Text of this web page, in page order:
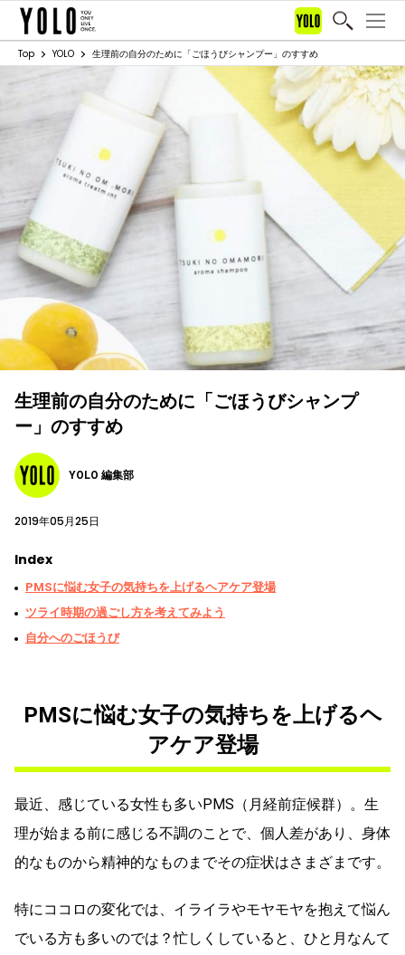
Top YOLO 生理前の自分のために「ごほうびシャンプー」のすすめ
生理前の自分のために「ごほうびシャンプ
ー」のすすめ
YOLO 編集部
2019年05月25日
Index
PMSに悩む女子の気持ちを上げるヘアケア登場
ツライ時期の過ごし方を考えてみよう
自分へのごほうび
PMSに悩む女子の気持ちを上げるヘ
アケア登場
最近、感じている女性も多いPMS（月経前症候群）。生
理が始まる前に感じる不調のことで、個人差があり、身体
的なものから精神的なものまでその症状はさまざまです。
特にココロの変化では、イライラやモヤモヤを抱えて悩ん
でいる方も多いのでは？忙しくしていると、ひと月なんて